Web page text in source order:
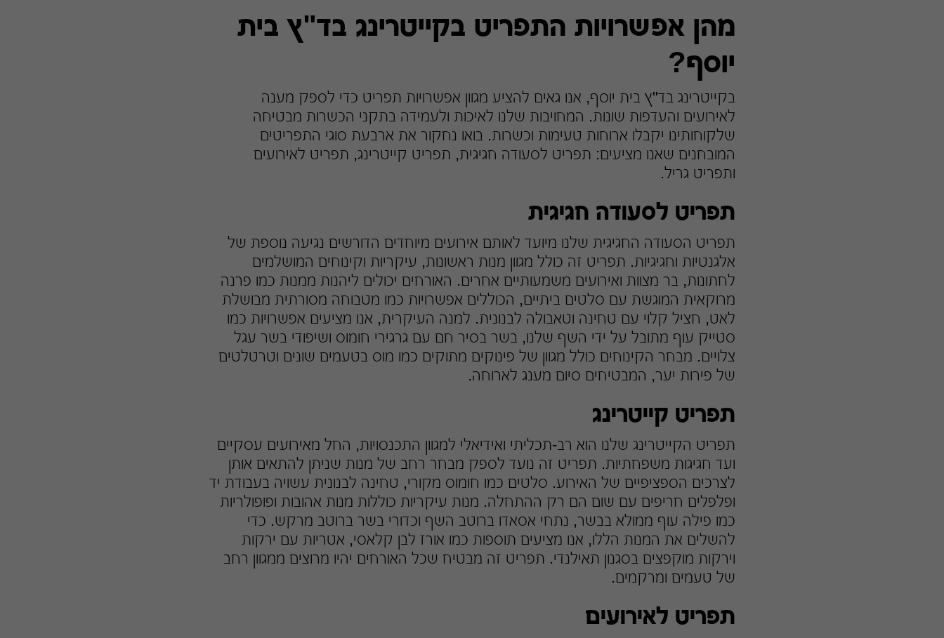
מהן אפשרויות התפריט בקייטרינג בד"ץ בית
יוסף?
בקייטרינג בד"ץ בית יוסף, אנו גאים להציע מגוון אפשרויות תפריט כדי לספק מענה
לאירועים והעדפות שונות. המחויבות שלנו לאיכות ולעמידה בתקני הכשרות מבטיחה
שלקוחותינו יקבלו ארוחות טעימות וכשרות. בואו נחקור את ארבעת סוגי התפריטים
המובחנים שאנו מציעים: תפריט לסעודה חגיגית, תפריט קייטרינג, תפריט לאירועים
ותפריט גריל.
תפריט לסעודה חגיגית
תפריט הסעודה החגיגית שלנו מיועד לאותם אירועים מיוחדים הדורשים נגיעה נוספת של
אלגנטיות וחגיגיות. תפריט זה כולל מגוון מנות ראשונות, עיקריות וקינוחים המושלמים
לחתונות, בר מצוות ואירועים משמעותיים אחרים. האורחים יכולים ליהנות ממנות כמו פרנה
מרוקאית המוגשת עם סלטים ביתיים, הכוללים אפשרויות כמו מטבוחה מסורתית מבושלת
לאט, חציל קלוי עם טחינה וטאבולה לבנונית. למנה העיקרית, אנו מציעים אפשרויות כמו
סטייק עוף מתובל על ידי השף שלנו, בשר בסיר חם עם גרגירי חומוס ושיפודי בשר עגל
צלויים. מבחר הקינוחים כולל מגוון של פינוקים מתוקים כמו מוס בטעמים שונים וטרטלטים
של פירות יער, המבטיחים סיום מענג לארוחה.
תפריט קייטרינג
תפריט הקייטרינג שלנו הוא רב-תכליתי ואידיאלי למגוון התכנסויות, החל מאירועים עסקיים
ועד חגיגות משפחתיות. תפריט זה נועד לספק מבחר רחב של מנות שניתן להתאים אותן
לצרכים הספציפיים של האירוע. סלטים כמו חומוס מקורי, טחינה לבנונית עשויה בעבודת יד
ופלפלים חריפים עם שום הם רק ההתחלה. מנות עיקריות כוללות מנות אהובות ופופולריות
כמו פילה עוף ממולא בבשר, נתחי אסאדו ברוטב השף וכדורי בשר ברוטב מרקש. כדי
להשלים את המנות הללו, אנו מציעים תוספות כמו אורז לבן קלאסי, אטריות עם ירקות
וירקות מוקפצים בסגנון תאילנדי. תפריט זה מבטיח שכל האורחים יהיו מרוצים ממגוון רחב
של טעמים ומרקמים.
תפריט לאירועים